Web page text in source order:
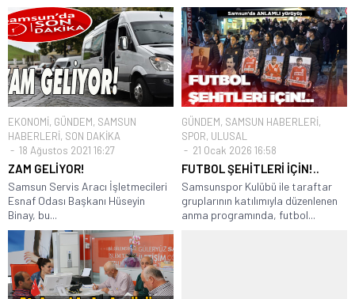
EKONOMİ, GÜNDEM, SAMSUN
HABERLERİ, SON DAKİKA
18 Ağustos 2021 16:27
ZAM GELİYOR!
Samsun Servis Aracı İşletmecileri
Esnaf Odası Başkanı Hüseyin
Binay, bu...
GÜNDEM, SAMSUN HABERLERİ,
SPOR, ULUSAL
21 Ocak 2026 16:58
FUTBOL ŞEHİTLERİ İÇİN!..
Samsunspor Kulübü ile taraftar
gruplarının katılımıyla düzenlenen
anma programında, futbol...